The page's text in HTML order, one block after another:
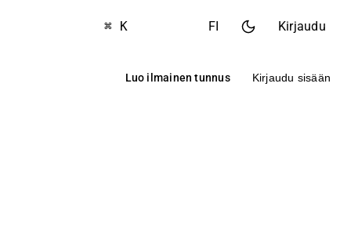
⌘ K FI Kirjaudu
Luo ilmainen tunnus Kirjaudu sisään